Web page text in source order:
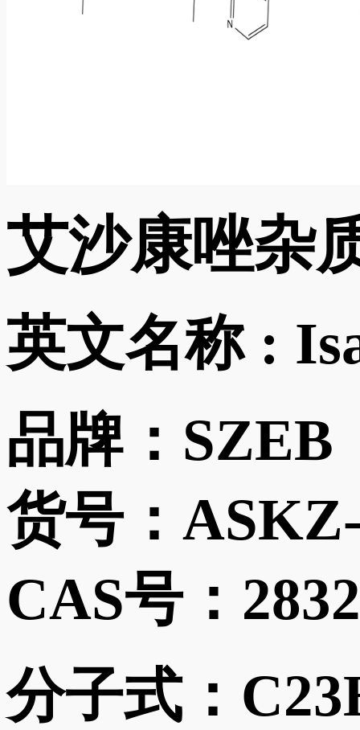
艾沙康唑杂
英文名称 :
品牌： SZEB
货号：
CAS号：
分子式：